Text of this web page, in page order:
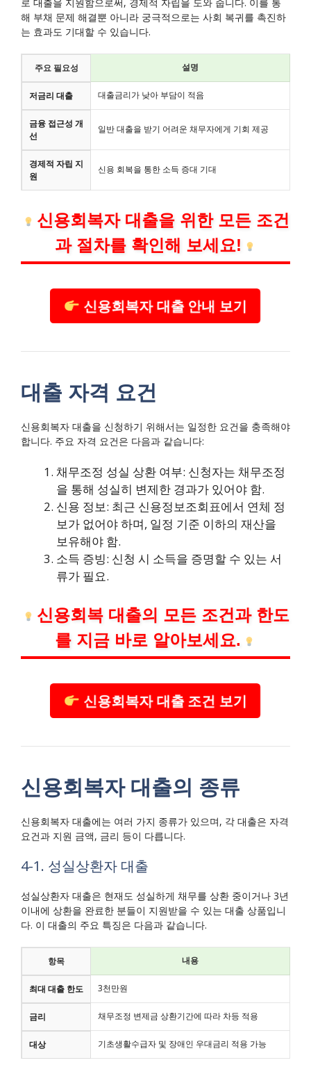
해 부채 문제 해결뿐 아니라 궁극적으로는 사회 복귀를 촉진하
는 효과도 기대할 수 있습니다.
주요 필요성 설명
저금리 대출 대출금리가 낮아 부담이 적음
금융 접근성 개
선
일반 대출을 받기 어려운 채무자에게 기회 제공
경제적 자립 지
원
신용 회복을 통한 소득 증대 기대
신용회복자 대출을 위한 모든 조건
과 절차를 확인해 보세요!
신용회복자 대출 안내 보기
대출 자격 요건
신용회복자 대출을 신청하기 위해서는 일정한 요건을 충족해야
합니다. 주요 자격 요건은 다음과 같습니다:
채무조정 성실 상환 여부: 신청자는 채무조정
을 통해 성실히 변제한 경과가 있어야 함.
신용 정보: 최근 신용정보조회표에서 연체 정
보가 없어야 하며, 일정 기준 이하의 재산을
보유해야 함.
소득 증빙: 신청 시 소득을 증명할 수 있는 서
류가 필요.
신용회복 대출의 모든 조건과 한도
를 지금 바로 알아보세요.
신용회복자 대출 조건 보기
신용회복자 대출의 종류
신용회복자 대출에는 여러 가지 종류가 있으며, 각 대출은 자격
요건과 지원 금액, 금리 등이 다릅니다.
4-1. 성실상환자 대출
성실상환자 대출은 현재도 성실하게 채무를 상환 중이거나 3년
이내에 상환을 완료한 분들이 지원받을 수 있는 대출 상품입니
다. 이 대출의 주요 특징은 다음과 같습니다.
항목 내용
최대 대출 한도 3천만원
금리 채무조정 변제금 상환기간에 따라 차등 적용
대상 기초생활수급자 및 장애인 우대금리 적용 가능